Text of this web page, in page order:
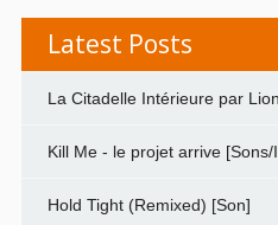
Latest Posts
La Citadelle Intérieure par
Kill Me - le projet arrive [Sons/
Hold Tight (Remixed) [Son]